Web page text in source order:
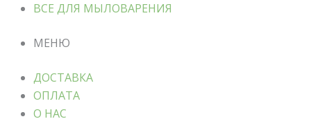
ВСЕ ДЛЯ МЫЛОВАРЕНИЯ
МЕНЮ
ДОСТАВКА
ОПЛАТА
О НАС